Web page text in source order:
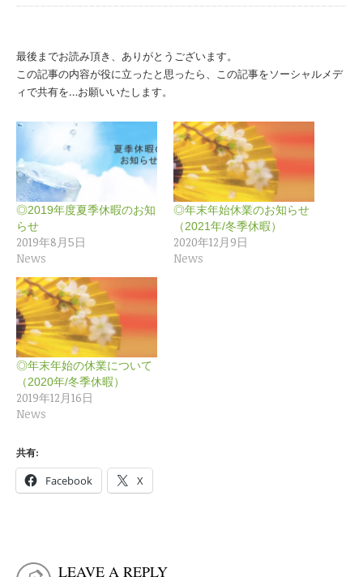
最後までお読み頂き、ありがとうございます。
この記事の内容が役に立ったと思ったら、この記事をソーシャルメデ
ィで共有を…お願いいたします。
◎2019年度夏季休暇のお知
らせ
2019年8月5日
News
◎年末年始休業のお知らせ
（2021年/冬季休暇）
2020年12月9日
News
◎年末年始の休業について
（2020年/冬季休暇）
2019年12月16日
News
共有:
Facebook X
LEAVE A REPLY